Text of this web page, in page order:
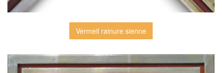
Vermeil rainure sienne